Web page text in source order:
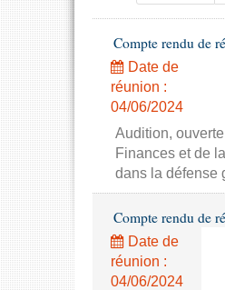
Compte rendu de
Date de
réunion :
04/06/2024
Audition,
Finances et de
dans la défense
Compte rendu de
Date de
réunion :
04/06/2024